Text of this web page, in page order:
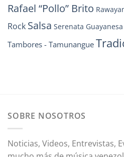
Rafael “Pollo” Brito
Rock Salsa Serenata Guayanesa
Tambores - Tamunangue
SOBRE NOSOTROS
Noticias, Videos, Entrevistas,